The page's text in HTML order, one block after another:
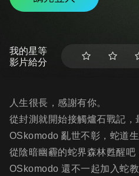
我的星等
影片給分
人生很長，感謝有你。
從封測就開始接觸爐石戰記，
OSkomodo 亂世不彰，蛇道
從陰暗幽霾的蛇界森林甦醒吧
OSkomodo 還不一起加入蛇